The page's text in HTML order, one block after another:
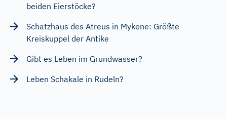
beiden Eierstöcke?
Schatzhaus des Atreus in Mykene: Größte
Kreiskuppel der Antike
Gibt es Leben im Grundwasser?
Leben Schakale in Rudeln?